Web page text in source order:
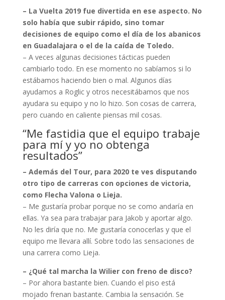
– La Vuelta 2019 fue divertida en ese aspecto. No
solo había que subir rápido, sino tomar
decisiones de equipo como el día de los abanicos
en Guadalajara o el de la caída de Toledo.
– A veces algunas decisiones tácticas pueden
cambiarlo todo. En ese momento no sabíamos si lo
estábamos haciendo bien o mal. Algunos días
ayudamos a Roglic y otros necesitábamos que nos
ayudara su equipo y no lo hizo. Son cosas de carrera,
pero cuando en caliente piensas mil cosas.
“Me fastidia que el equipo trabaje
para mí y yo no obtenga
resultados”
– Además del Tour, para 2020 te ves disputando
otro tipo de carreras con opciones de victoria,
como Flecha Valona o Lieja.
– Me gustaría probar porque no se como andaría en
ellas. Ya sea para trabajar para Jakob y aportar algo.
No les diría que no. Me gustaría conocerlas y que el
equipo me llevara allí. Sobre todo las sensaciones de
una carrera como Lieja.
– ¿Qué tal marcha la Wilier con freno de disco?
– Por ahora bastante bien. Cuando el piso está
mojado frenan bastante. Cambia la sensación. Se